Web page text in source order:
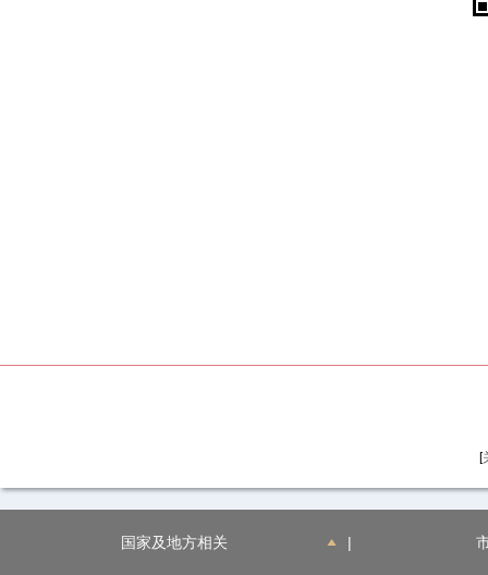
[
国家及地方相关 |